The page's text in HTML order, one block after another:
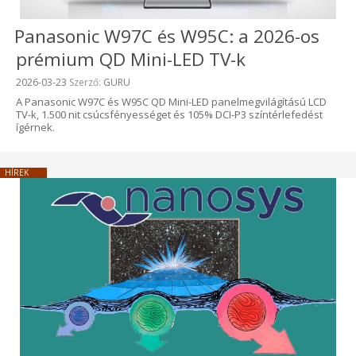
Panasonic W97C és W95C: a 2026-os
prémium QD Mini-LED TV-k
Beküldve:
2026-03-23 Szerző: GURU
A Panasonic W97C és W95C QD Mini-LED panelmegvilágítású LCD
TV-k, 1.500 nit csúcsfényességet és 105% DCI-P3 színtérlefedést
ígérnek.
HÍREK